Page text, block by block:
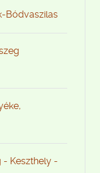
Bódvaszilas
- Keszthely -